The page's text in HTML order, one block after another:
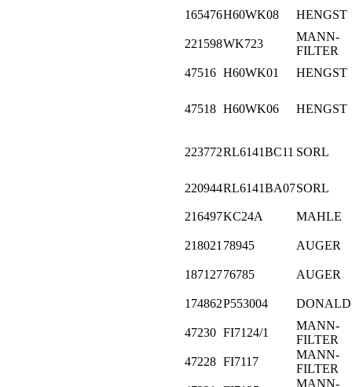
165476H60WK08 HENGST
221598WK723
MANN-
FILTER
47516 H60WK01 HENGST
47518 H60WK06 HENGST
223772RL6141BC11 SORL
220944RL6141BA07SORL
216497KC24A MAHLE
218021 78945 AUGER
18712776785 AUGER
174862P553004
47230 FI7124/1
MANN-
FILTER
47228 FI7117
MANN-
FILTER
MANN-